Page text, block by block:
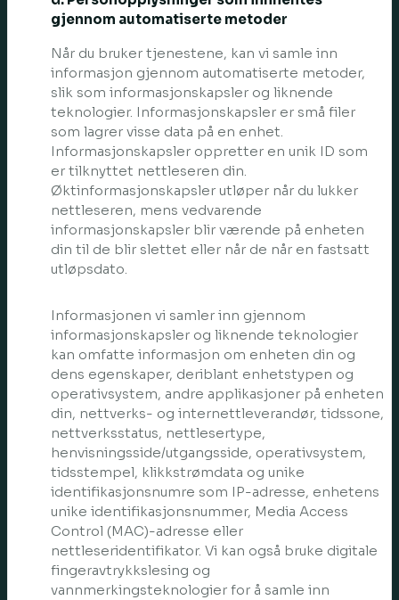
gjennom automatiserte metoder
Når du bruker tjenestene, kan vi samle inn
informasjon gjennom automatiserte metoder,
slik som informasjonskapsler og liknende
teknologier. Informasjonskapsler er små filer
som lagrer visse data på en enhet.
Informasjonskapsler oppretter en unik ID som
er tilknyttet nettleseren din.
Øktinformasjonskapsler utløper når du lukker
nettleseren, mens vedvarende
informasjonskapsler blir værende på enheten
din til de blir slettet eller når de når en fastsatt
utløpsdato.
Informasjonen vi samler inn gjennom
informasjonskapsler og liknende teknologier
kan omfatte informasjon om enheten din og
dens egenskaper, deriblant enhetstypen og
operativsystem, andre applikasjoner på enheten
din, nettverks- og internettleverandør, tidssone,
nettverksstatus, nettlesertype,
henvisningsside/utgangsside, operativsystem,
tidsstempel, klikkstrømdata og unike
identifikasjonsnumre som IP-adresse, enhetens
unike identifikasjonsnummer, Media Access
Control (MAC)-adresse eller
nettleseridentifikator. Vi kan også bruke digitale
fingeravtrykkslesing og
vannmerkingsteknologier for å samle inn